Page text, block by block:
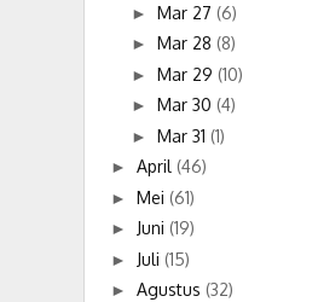
► Mar 27 (6)
► Mar 28 (8)
► Mar 29 (10)
► Mar 30 (4)
► Mar 31 (1)
► April (46)
► Mei (61)
► Juni (19)
► Juli (15)
► Agustus (32)